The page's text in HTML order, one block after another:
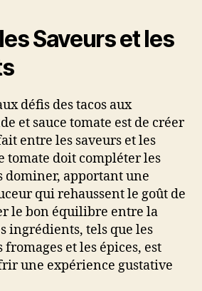
Saveurs et les
défis des tacos aux
et sauce tomate est de créer
entre les saveurs et les
tomate doit compléter les
dominer, apportant une
qui rehaussent le goût de
le bon équilibre entre la
ingrédients, tels que les
et les épices, est
une expérience gustative